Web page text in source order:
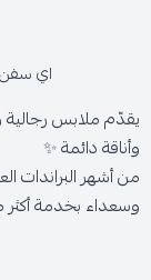
اي سفن
يقدّم ملابس
وأناقة دائمة ✨
من أشهر البراندات
وسعداء بخدمة أكثر من 300,000 عميل حول